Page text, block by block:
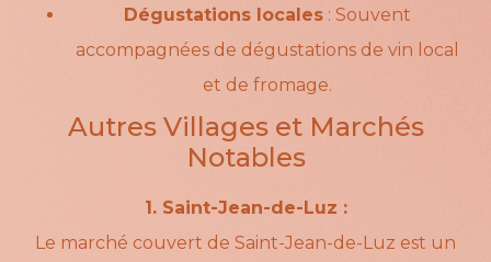
Dégustations locales : Souvent
accompagnées de dégustations de vin local
et de fromage.
Autres Villages et Marchés
Notables
1. Saint-Jean-de-Luz :
Le marché couvert de Saint-Jean-de-Luz est un